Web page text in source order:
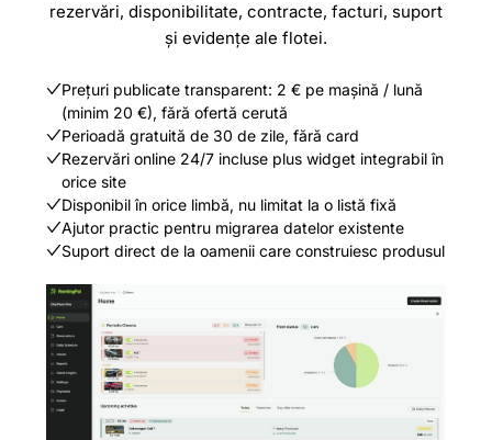
rezervări, disponibilitate, contracte, facturi, suport
și evidențe ale flotei.
Prețuri publicate transparent: 2 € pe mașină / lună
(minim 20 €), fără ofertă cerută
Perioadă gratuită de 30 de zile, fără card
Rezervări online 24/7 incluse plus widget integrabil în
orice site
Disponibil în orice limbă, nu limitat la o listă fixă
Ajutor practic pentru migrarea datelor existente
Suport direct de la oamenii care construiesc produsul